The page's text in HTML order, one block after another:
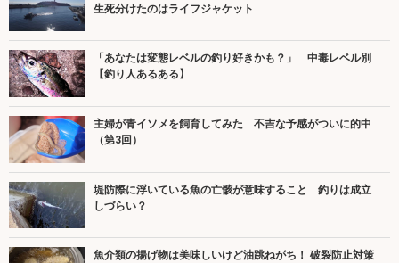
生死分けたのはライフジャケット
「あなたは変態レベルの釣り好きかも？」 中毒レベル別
【釣り人あるある】
主婦が青イソメを飼育してみた 不吉な予感がついに的中
（第3回）
堤防際に浮いている魚の亡骸が意味すること 釣りは成立
しづらい？
魚介類の揚げ物は美味しいけど油跳ねがち！ 破裂防止対策